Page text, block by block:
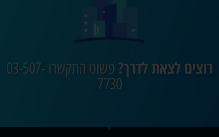
רוצים לצאת לדרך?
פשוט התקשרו 03-507-
7730